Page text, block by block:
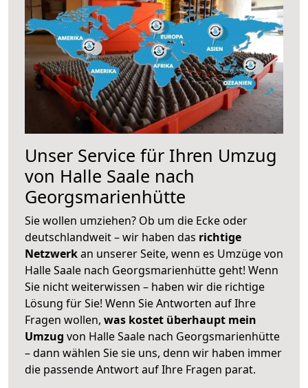
Unser Service für Ihren Umzug
von Halle Saale nach
Georgsmarienhütte
Sie wollen umziehen? Ob um die Ecke oder
deutschlandweit – wir haben das richtige
Netzwerkan unserer Seite, wenn es Umzüge von
Halle Saale nach Georgsmarienhütte geht! Wenn
Sie nicht weiterwissen – haben wir die richtige
Lösung für Sie! Wenn Sie Antworten auf Ihre
Fragen wollen, was kostet überhaupt mein
Umzug von Halle Saale nach Georgsmarienhütte
– dann wählen Sie sie uns, denn wir haben immer
die passende Antwort auf Ihre Fragen parat.